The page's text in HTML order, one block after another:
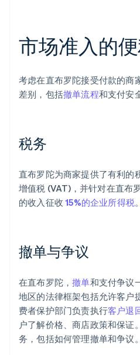
市场准入的
考虑在直布罗陀接受付款的商
差别，包括撤单流程和支付安
税务
直布罗陀为商家提供了有利的
增值税 (VAT)，并针对在直布
的收入征收 15%的企业所得税。
撤单与争议
在直布罗陀，撤单和支付争议
地区的法律框架包括允许客户
费者保护部门负责执行客户退
户了解价格、商店政策和保证
务，包括如何管理撤单和争议。